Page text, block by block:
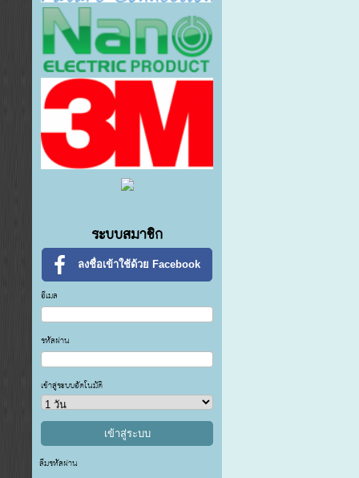
ระบบสมาชิก
ลงชื่อเข้าใช้ด้วย Facebook
อีเมล
รหัสผ่าน
เข้าสู่ระบบอัตโนมัติ
ลืมรหัสผ่าน